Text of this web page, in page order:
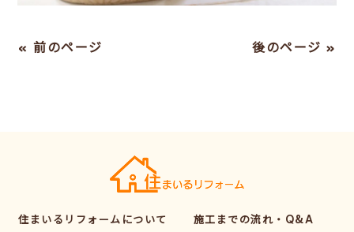
« 前のページ 後のページ »
住まいるリフォームについて 施工までの流れ・Q&A